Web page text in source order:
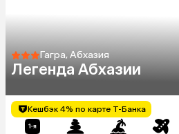
Гагра, Абхазия
Легенда Абхазии
Кешбэк 4% по карте Т-Банка